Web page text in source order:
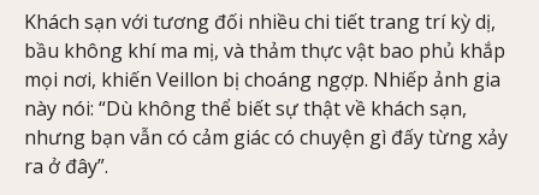
Khách sạn với tương đối nhiều chi tiết trang trí kỳ dị,
bầu không khí ma mị, và thảm thực vật bao phủ khắp
mọi nơi, khiến Veillon bị choáng ngợp. Nhiếp ảnh gia
này nói: “Dù không thể biết sự thật về khách sạn,
nhưng bạn vẫn có cảm giác có chuyện gì đấy từng xảy
ra ở đây”.